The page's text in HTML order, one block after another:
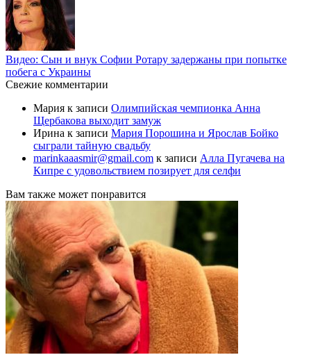
Видео: Сын и внук Софии Ротару задержаны при попытке
побега с Украины
Свежие комментарии
Мария к записи Олимпийская чемпионка Анна
Щербакова выходит замуж
Ирина к записи Мария Порошина и Ярослав Бойко
сыграли тайную свадьбу
marinkaaasmir@gmail.com к записи Алла Пугачева на
Кипре с удовольствием позирует для селфи
Вам также может понравится